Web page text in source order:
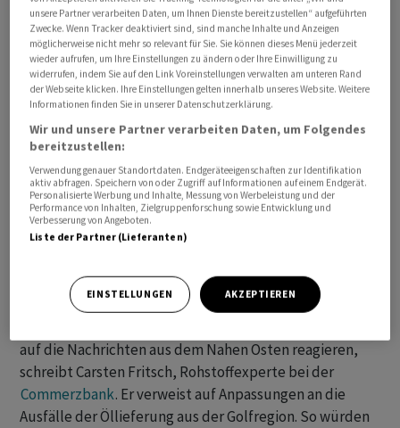
Prozent. Am Montag war der Ölpreis wegen der
Eskalation im Iran-Krieg zunächst auf etwas mehr als 98
Dollar gestiegen. Am Dienstag schmolzen die Gewinne
wegen positiv aufgenommener Nachrichten aus der
Region ab.
Iran und Israel haben ihre wechselseitigen Angriffe
vorerst eingestellt. Beide Seiten drohten jedoch im Fall
von Verstössen gegen ihre jeweiligen Bedingungen mit
noch härteren Kämpfen. Die ersten gegenseitigen
Angriffe seit zwei Monaten drohten, US-Präsident
Kriegs zu untergraben.
auf die Nachrichten aus dem Nahen Osten reagieren,
schreibt Carsten Fritsch, Rohstoffexperte bei der
Commerzbank. Er verweist auf Anpassungen an die
Ausfälle der Öllieferung aus der Golfregion. So würden
unsere Partner verarbeiten Daten, um Ihnen Dienste bereitzustellen“ aufgeführten
Zwecke. Wenn Tracker deaktiviert sind, sind manche Inhalte und Anzeigen
möglicherweise nicht mehr so relevant für Sie. Sie können dieses Menü jederzeit
wieder aufrufen, um Ihre Einstellungen zu ändern oder Ihre Einwilligung zu
widerrufen, indem Sie auf den Link Voreinstellungen verwalten am unteren Rand
der Webseite klicken. Ihre Einstellungen gelten innerhalb unseres Website. Weitere
Informationen finden Sie in unserer Datenschutzerklärung.
Wir und unsere Partner verarbeiten Daten, um Folgendes
bereitzustellen:
Verwendung genauer Standortdaten. Endgeräteeigenschaften zur Identifikation
aktiv abfragen. Speichern von oder Zugriff auf Informationen auf einem Endgerät.
Personalisierte Werbung und Inhalte, Messung von Werbeleistung und der
Performance von Inhalten, Zielgruppenforschung sowie Entwicklung und
Verbesserung von Angeboten.
Liste der Partner (Lieferanten)
EINSTELLUNGEN AKZEPTIEREN